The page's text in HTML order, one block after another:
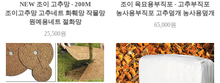
NEW 조이 고추망 - 200M
조이고추망 고추네트 화훼망 작물망
원예용네트 절화망
25,500원
조이 육묘용부직포 - 고추부직포
농사용부직포 고추덮개 농사용덮개
65,000원